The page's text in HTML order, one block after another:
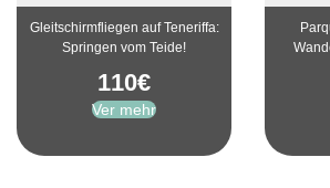
Gleitschirmfliegen auf Teneriffa:
Springen vom Teide!
110€
Ver mehr